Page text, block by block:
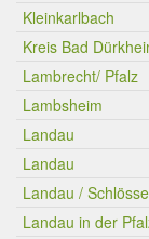
Kleinkarlbach
Kreis Bad
Lambrecht/ Pfalz
Lambsheim
Landau
Landau
Landau /
Landau in der